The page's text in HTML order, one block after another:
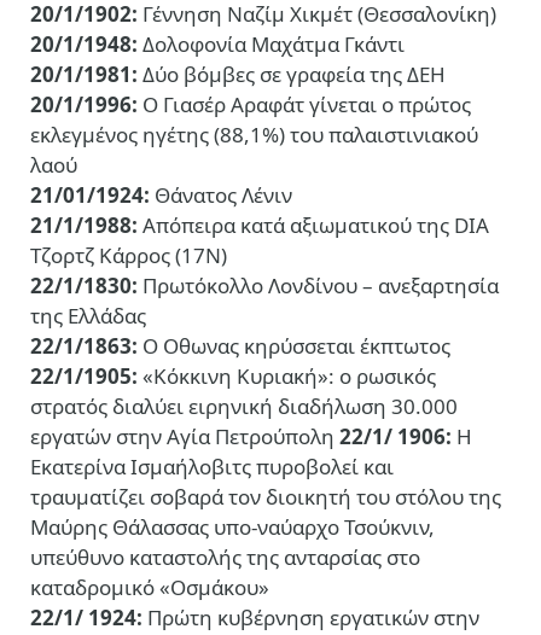
20/1/1902: Γέννηση Ναζίμ Χικμέτ (Θεσσαλονίκη)
20/1/1948: Δολοφονία Μαχάτμα Γκάντι
20/1/1981: Δύο βόμβες σε γραφεία της ΔΕΗ
20/1/1996: Ο Γιασέρ Αραφάτ γίνεται ο πρώτος
εκλεγμένος ηγέτης (88,1%) του παλαιστινιακού
λαού
21/01/1924: Θάνατος Λένιν
21/1/1988: Απόπειρα κατά αξιωματικού της DIA
Τζορτζ Κάρρος (17Ν)
22/1/1830: Πρωτόκολλο Λονδίνου – ανεξαρτησία
της Ελλάδας
22/1/1863: Ο Οθωνας κηρύσσεται έκπτωτος
22/1/1905: «Κόκκινη Κυριακή»: ο ρωσικός
στρατός διαλύει ειρηνική διαδήλωση 30.000
εργατών στην Αγία Πετρούπολη 22/1/ 1906: Η
Εκατερίνα Ισμαήλοβιτς πυροβολεί και
τραυματίζει σοβαρά τον διοικητή του στόλου της
Μαύρης Θάλασσας υπο-ναύαρχο Τσούκνιν,
υπεύθυνο καταστολής της ανταρσίας στο
καταδρομικό «Οσμάκου»
22/1/ 1924: Πρώτη κυβέρνηση εργατικών στην